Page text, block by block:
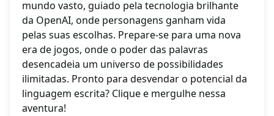
mundo vasto, guiado pela tecnologia brilhante
da OpenAI, onde personagens ganham vida
pelas suas escolhas. Prepare-se para uma nova
era de jogos, onde o poder das palavras
desencadeia um universo de possibilidades
ilimitadas. Pronto para desvendar o potencial da
linguagem escrita? Clique e mergulhe nessa
aventura!